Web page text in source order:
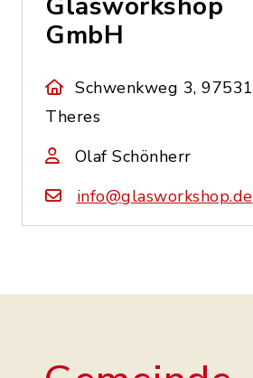
GmbH
Schwenkweg 3, 97531
Theres
Olaf Schönherr
info@glasworkshop.de